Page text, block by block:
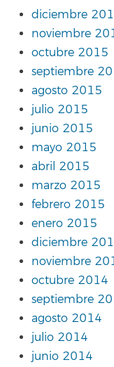
diciembre
noviembre
octubre 2015
septiembre
agosto 2015
julio 2015
junio 2015
mayo 2015
abril 2015
marzo 2015
febrero 2015
enero 2015
diciembre
noviembre
octubre 2014
septiembre
agosto 2014
julio 2014
junio 2014